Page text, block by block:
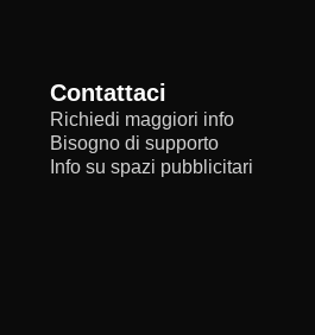
Contattaci
Richiedi maggiori info
Bisogno di supporto
Info su spazi pubblicitari